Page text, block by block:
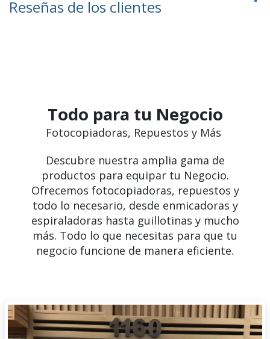
Reseñas de los clientes
Todo para tu Negocio
Fotocopiadoras, Repuestos y Más
Descubre nuestra amplia gama de
productos para equipar tu Negocio.
Ofrecemos fotocopiadoras, repuestos y
todo lo necesario, desde enmicadoras y
espiraladoras hasta guillotinas y mucho
más. Todo lo que necesitas para que tu
negocio funcione de manera eficiente.